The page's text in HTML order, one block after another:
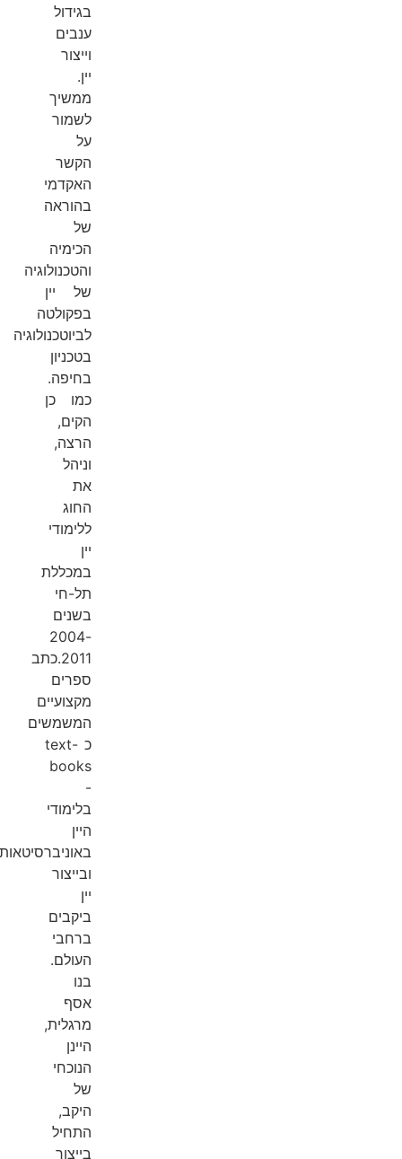
בגידול
ענבים
וייצור
יין.
ממשיך
לשמור
על
הקשר
האקדמי
בהוראה
של
הכימיה
והטכנולוגיה
של יין
בפקולטה
לביוטכנולוגיה
בטכניון
בחיפה.
כמו כן
הקים,
הרצה,
וניהל
את
החוג
ללימודי
יין
במכללת
תל-חי
בשנים
2004-
2011.כתב
ספרים
מקצועיים
המשמשים
כ text-
books
-
בלימודי
היין
באוניברסיטאות
ובייצור
יין
ביקבים
ברחבי
העולם.
בנו
אסף
מרגלית,
היינן
הנוכחי
של
היקב,
התחיל
בייצור